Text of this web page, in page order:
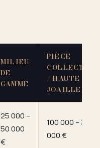
MILIEU
DE
GAMME
PIÈCE
COLLECTOR
/ HAUTE
JOAILLERIE
25 000 –
50 000
€
100 000 – 300
000 €